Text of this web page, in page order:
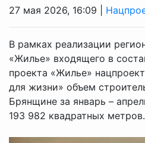
27 мая 2026, 16:09 |
В рамках реализации
«Жилье» входящего в
проекта «Жилье»
для жизни» объем
Брянщине за январь –
193 982 квадратных метров.